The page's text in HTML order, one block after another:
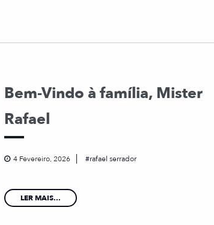
Bem-Vindo à família, Mister
Rafael
4 Fevereiro, 2026 rafael serrador
LER MAIS...